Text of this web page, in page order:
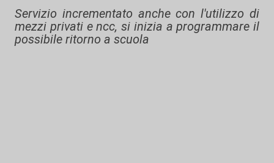
Servizio incrementato anche con l'utilizzo di
mezzi privati e ncc, si inizia a programmare il
possibile ritorno a scuola